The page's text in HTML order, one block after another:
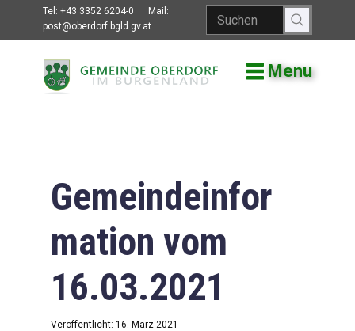
Tel: +43 3352 6204-0
Mail:
post@oberdorf.bgld.gv.at
Menu
Willkommen
Gemeindeamt
Gemeinderat
Bildung
Vereine
Gemeindeinfor
mation vom
16.03.2021
Veröffentlicht: 16. März 2021